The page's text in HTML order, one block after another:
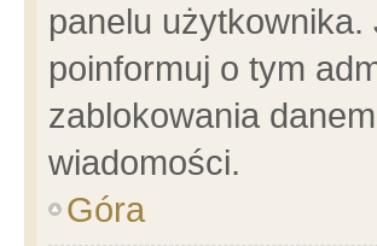
panelu
poinformuj o tym
zablokowania
wiadomości.
Góra